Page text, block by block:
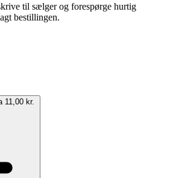
til sælger og forespørge hurtig
bestillingen.
11,00 kr.